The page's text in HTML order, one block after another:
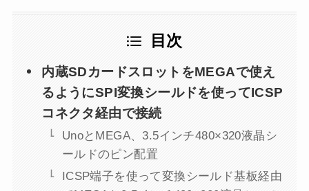
目次
内蔵SDカードスロットをMEGAで使え
るようにSPI変換シールドを使ってICSP
コネクタ経由で接続
UnoとMEGA、3.5インチ480×320液晶シ
ールドのピン配置
ICSP端子を使って変換シールド基板経由